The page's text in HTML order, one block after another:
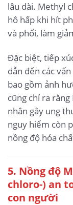
lâu dài. Methyl
hô hấp khi hít
và phổi, làm
Đặc biệt, tiếp
dẫn đến các
bao gồm ảnh
cũng chỉ ra
nhân gây ung
nguy hiểm còn
nồng độ hóa
5. Nồng độ
chloro-) an
con người